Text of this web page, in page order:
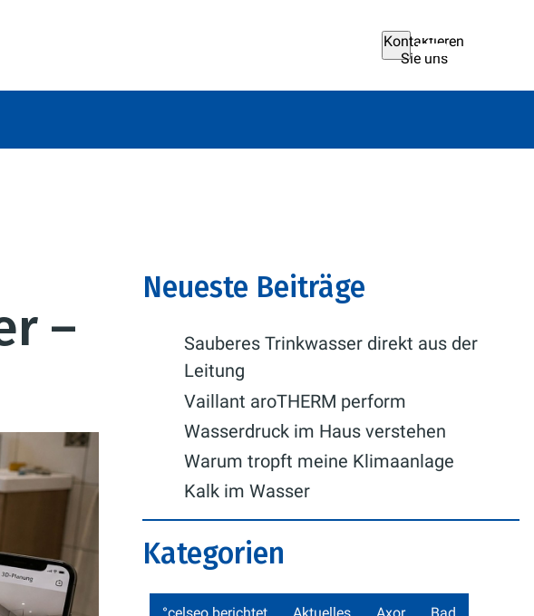
Kontaktieren
Sie uns
–
Neueste Beiträge
Sauberes Trinkwasser direkt aus der
Leitung
Vaillant aroTHERM perform
Wasserdruck im Haus verstehen
Warum tropft meine Klimaanlage
Kalk im Wasser
Kategorien